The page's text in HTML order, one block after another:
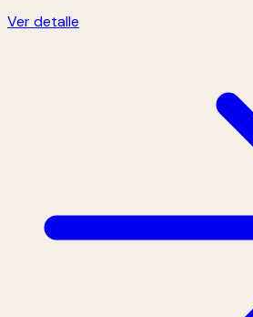
Ver detalle